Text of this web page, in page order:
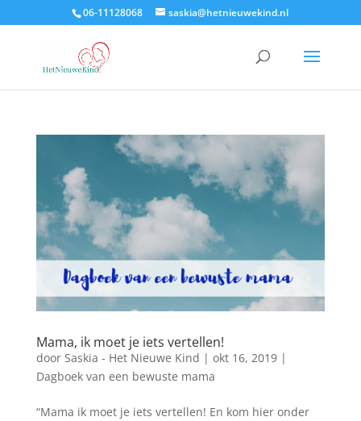
06-11128068 saskia@hetnieuwekind.nl
Mama, ik moet je iets vertellen!
door Saskia - Het Nieuwe Kind | okt 16, 2019|
Dagboek van een bewuste mama
“Mama ik moet je iets vertellen! En kom hier onder